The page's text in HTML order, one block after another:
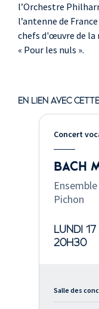
l’Orchestre
l’antenne de
chefs d'œuvre de la
« Pour les nuls ».
EN LIEN AVEC
Concert
BACH
Pichon
LUNDI
20H30
Salle des